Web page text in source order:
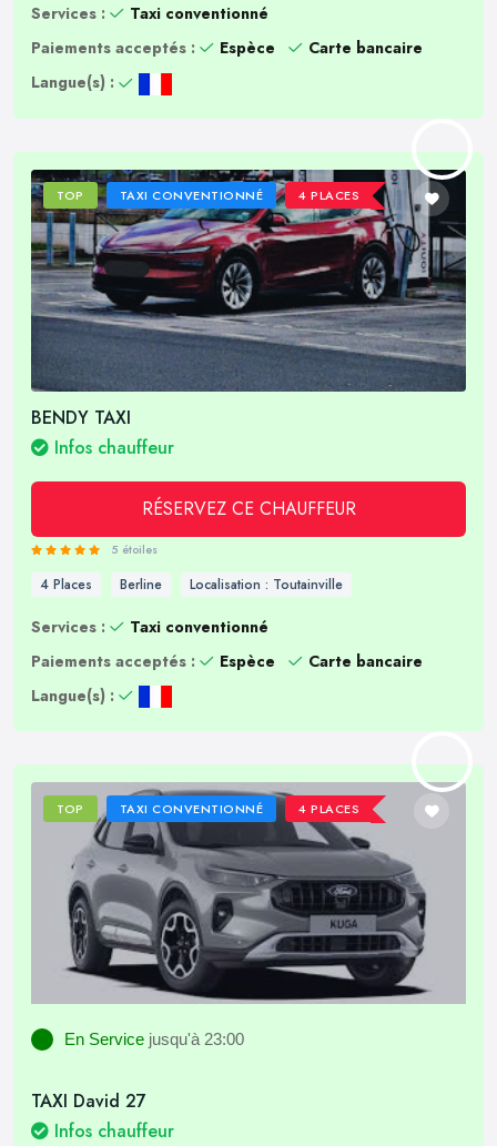
Services :
Taxi conventionné
Paiements acceptés :
Espèce
Carte bancaire
Langue(s) :
TOP TAXI CONVENTIONNÉ 4 PLACES
BENDY TAXI
Infos chauffeur
RÉSERVEZ CE CHAUFFEUR
5 étoiles
4 Places Berline Localisation : Toutainville
Services :
Taxi conventionné
Paiements acceptés :
Espèce
Carte bancaire
Langue(s) :
TOP TAXI CONVENTIONNÉ 4 PLACES
En Service jusqu'à 23:00
TAXI David 27
Infos chauffeur